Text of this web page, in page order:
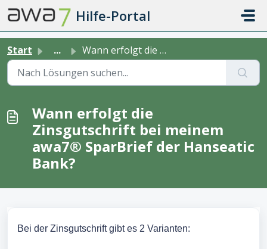
Zum hauptsächlichen Inhalt gehen
Hilfe-Portal
Start ... Wann erfolgt die Zinsgutschrift bei meinem awa7® SparBrie...
Wann erfolgt die
Zinsgutschrift bei meinem
awa7® SparBrief der Hanseatic
Bank?
Bei der Zinsgutschrift gibt es 2 Varianten: